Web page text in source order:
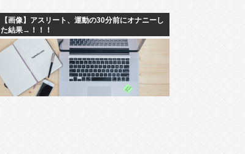
【画像】アスリート、運動の30分前にオナニーし
た結果→！！！